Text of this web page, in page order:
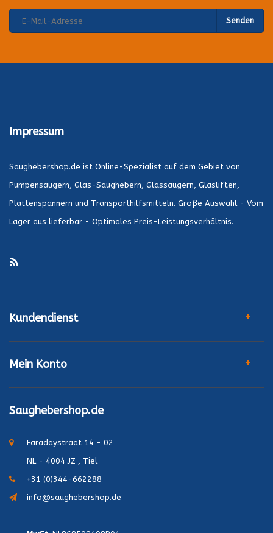
Senden
Impressum
Saughebershop.de ist Online-Spezialist auf dem Gebiet von
Pumpensaugern, Glas-Saughebern, Glassaugern, Glasliften,
Plattenspannern und Transporthilfsmitteln. Große Auswahl - Vom
Lager aus lieferbar - Optimales Preis-Leistungsverhältnis.
Kundendienst
Mein Konto
Saughebershop.de
Faradaystraat 14 - 02
NL - 4004 JZ , Tiel
+31 (0)344-662288
info@saughebershop.de